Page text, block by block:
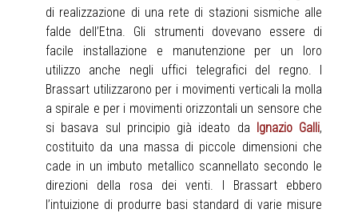
di realizzazione di una rete di stazioni sismiche alle
falde dell’Etna. Gli strumenti dovevano essere di
facile installazione e manutenzione per un loro
utilizzo anche negli uffici telegrafici del regno. I
Brassart utilizzarono per i movimenti verticali la molla
a spirale e per i movimenti orizzontali un sensore che
si basava sul principio già ideato da
Ignazio Galli,
costituito da una massa di piccole dimensioni che
cade in un imbuto metallico scannellato secondo le
direzioni della rosa dei venti. I Brassart ebbero
l’intuizione di produrre basi standard di varie misure